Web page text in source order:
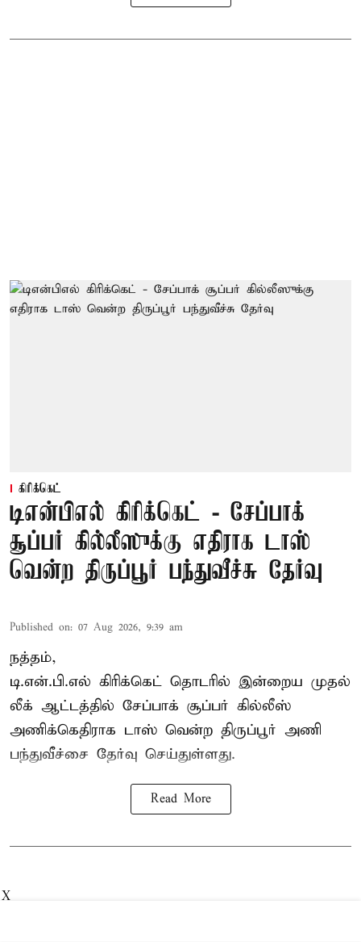
கிரிக்கெட்
டிஎன்பிஎல் கிரிக்கெட் - சேப்பாக்
சூப்பர் கில்லீஸுக்கு எதிராக டாஸ்
வென்ற திருப்பூர் பந்துவீச்சு தேர்வு
Published on: 07 Aug 2026, 9:39 am
நத்தம்,
டி.என்.பி.எல் கிரிக்கெட் தொடரில் இன்றைய முதல்
லீக் ஆட்டத்தில் சேப்பாக் சூப்பர் கில்லீஸ்
அணிக்கெதிராக டாஸ் வென்ற திருப்பூர் அணி
பந்துவீச்சை தேர்வு செய்துள்ளது.
Read More
X